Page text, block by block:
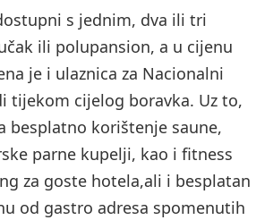
s jednim, dva ili tri
ili polupansion, a u cijenu
je i ulaznica za Nacionalni
tijekom cijelog boravka. Uz to,
besplatno korištenje saune,
parne kupelji, kao i fitness
za goste hotela,ali i besplatan
od gastro adresa spomenutih